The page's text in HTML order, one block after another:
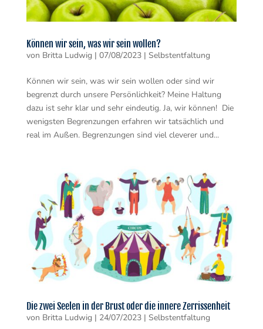
Können wir sein, was wir sein wollen?
von Britta Ludwig | 07/08/2023| Selbstentfaltung
Können wir sein, was wir sein wollen oder sind wir
begrenzt durch unsere Persönlichkeit? Meine Haltung
dazu ist sehr klar und sehr eindeutig. Ja, wir können! Die
wenigsten Begrenzungen erfahren wir tatsächlich und
real im Außen. Begrenzungen sind viel cleverer und...
Die zwei Seelen in der Brust oder die innere Zerrissenheit
von Britta Ludwig | 24/07/2023| Selbstentfaltung